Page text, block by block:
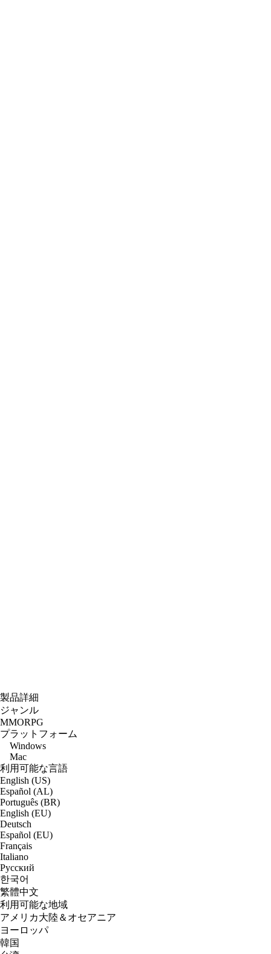
製品詳細
ジャンル
MMORPG
プラットフォーム
Windows
Mac
利用可能な言語
English (US)
Español (AL)
Português (BR)
English (EU)
Deutsch
Español (EU)
Français
Italiano
Русский
한국어
繁體中文
利用可能な地域
アメリカ大陸＆オセアニア
ヨーロッパ
韓国